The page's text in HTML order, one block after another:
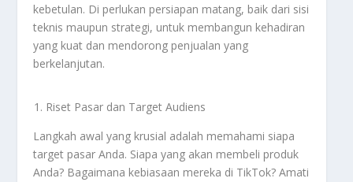
kebetulan. Di perlukan persiapan matang, baik dari sisi
teknis maupun strategi, untuk membangun kehadiran
yang kuat dan mendorong penjualan yang
berkelanjutan.
Riset Pasar dan Target Audiens
Langkah awal yang krusial adalah memahami siapa
target pasar Anda. Siapa yang akan membeli produk
Anda? Bagaimana kebiasaan mereka di TikTok? Amati